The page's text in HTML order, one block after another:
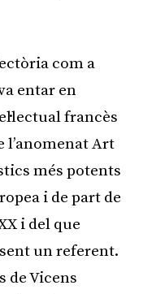
com a
entar en
francès
l’anomenat Art
més potents
i de part de
i del que
un referent.
de Vicens